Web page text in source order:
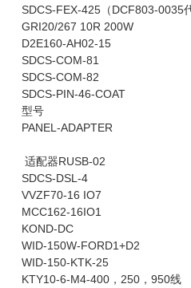
SDCS-FEX-425（DCF803-0035
GRI20/267 10R 200W
D2E160-AH02-15
SDCS-COM-81
SDCS-COM-82
SDCS-PIN-46-COAT
型号
PANEL-ADAPTER
适配器RUSB-02
SDCS-DSL-4
VVZF70-16 IO7
MCC162-16IO1
KOND-DC
WID-150W-FORD1+D2
WID-150-KTK-25
KTY10-6-M4-400，250，950线